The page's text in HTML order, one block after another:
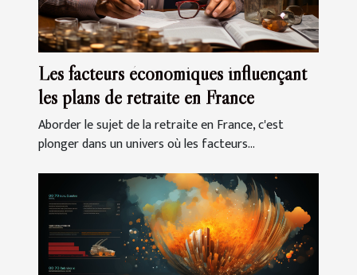
Les facteurs économiques influençant
les plans de retraite en France
Aborder le sujet de la retraite en France, c'est
plonger dans un univers où les facteurs...